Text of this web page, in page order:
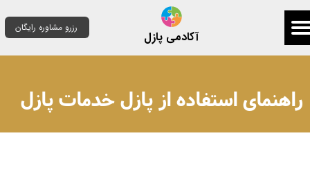
آکادمی پازل
رزرو مشاوره رایگان
​راهنمای استفاده از پازل خدمات پازل